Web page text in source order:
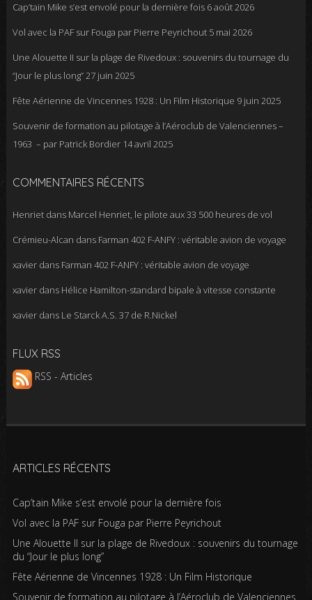
Cap’tain Mike s’est envolé pour la dernière fois 6 août 2026
Vol avec la PAF sur Fouga par Pierre Peyrichout 5 mai 2026
Une Alouette II sur la plage de Rivedoux : souvenirs du tournage du
“Jour le plus long”27 juin 2025
Fête Aérienne de Vincennes 1928 : Un Film Historique 9 juin 2025
Souvenir de formation au pilotage à l’Aéroclub de Valenciennes –
1963 – par Patrick Bordier 14 avril 2025
COMMENTAIRES RÉCENTS
Henrietdans Marcel Henriet, le pilote aux 33 500 heures de vol
Crémieu-Alcan dans Farman 402 F-ANFY : véritable avion de voyage
xavierdans Farman 402 F-ANFY : véritable avion de voyage
xavierdans Hélice Hamilton-standard bipale à vitesse constante
xavierdans Le Starck A.S. 37 de R.Nickel
FLUX RSS
RSS - Articles
ARTICLES RÉCENTS
Cap’tain Mike s’est envolé pour la dernière fois
Vol avec la PAF sur Fouga par Pierre Peyrichout
Une Alouette II sur la plage de Rivedoux : souvenirs du tournage
du “Jour le plus long”
Fête Aérienne de Vincennes 1928 : Un Film Historique
Souvenir de formation au pilotage à l’Aéroclub de Valenciennes